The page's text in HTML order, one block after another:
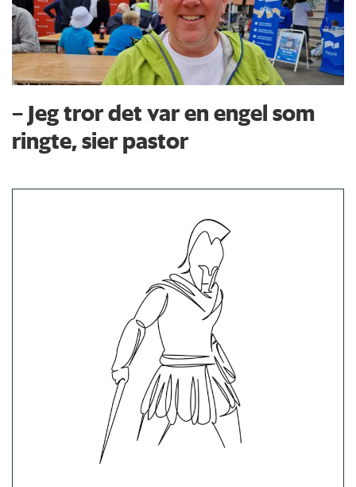
– Jeg tror det var en engel som
ringte, sier pastor